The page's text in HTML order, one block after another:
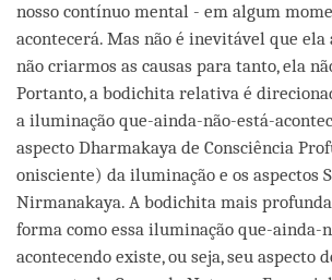
nosso contínuo mental - em algum
acontecerá. Mas não é inevitável que ela
não criarmos as causas para tanto, ela
Portanto, a bodichita relativa é
a iluminação que-ainda-não-está-
aspecto Dharmakaya de Consciência
onisciente) da iluminação e os aspectos
Nirmanakaya. A bodichita mais
forma como essa iluminação que-ainda-
acontecendo existe, ou seja, seu aspecto